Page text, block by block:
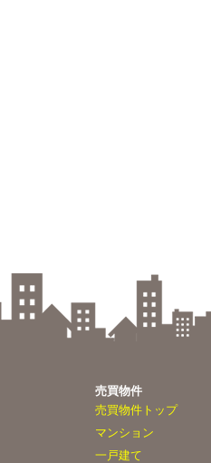
売買物件
売買物件トップ
マンション
一戸建て